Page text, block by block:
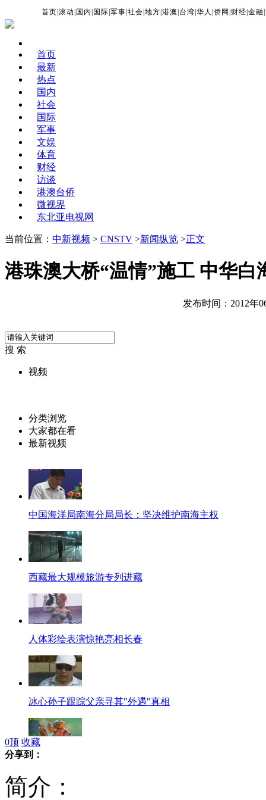
首页 |滚动 国内 国际 |军事 |社会 |地方 |港澳 台湾 |华人 |侨网 财经 |金融 |
首页
最新
热点
国内
社会
国际
军事
文娱
体育
财经
访谈
港澳台侨
微视界
东北亚电视网
当前位置： 中新视频 > CNSTV >新闻纵览 >正文
港珠澳大桥“温情”施工 中华白
发布时间：2012年
搜 索
视频
分类浏览
大家都在看
最新视频
中国海洋局南海分局局长：坚决维护南海主权
西藏最大规模旅游专列进藏
人体彩绘表演惊艳亮相长春
冰心孙子跟踪父亲寻其"外遇"真相
0顶 收藏
分享到：
简介：